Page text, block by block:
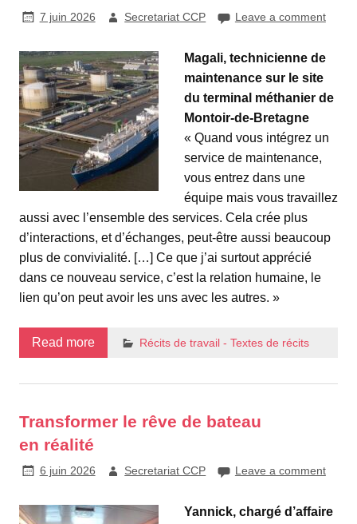
7 juin 2026 Secretariat CCP Leave a comment
Magali, technicienne de
maintenance sur le site
du terminal méthanier de
Montoir-de-Bretagne
« Quand vous intégrez un
service de maintenance,
vous entrez dans une
équipe mais vous travaillez
aussi avec l’ensemble des services. Cela crée plus
d’interactions, et d’échanges, peut-être aussi beaucoup
plus de convivialité. […] Ce que j’ai surtout apprécié
dans ce nouveau service, c’est la relation humaine, le
lien qu’on peut avoir les uns avec les autres. »
Read more Récits de travail - Textes de récits
Transformer le rêve de bateau
en réalité
6 juin 2026 Secretariat CCP Leave a comment
Yannick, chargé d’affaire